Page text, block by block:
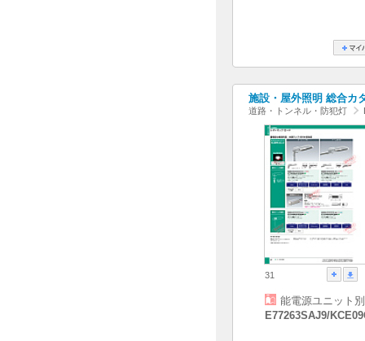
施設・屋外照明 総合カ
道路・トンネル・防犯灯
31
能電源ユニット
E77263SAJ9/